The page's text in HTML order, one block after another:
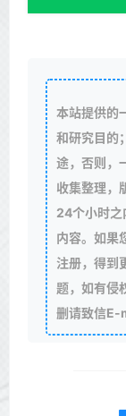
本站提供的
和研究目的
途，否则，
收集整理，
24个小时之
内容。如果
注册，得到
题，如有侵
删请致信